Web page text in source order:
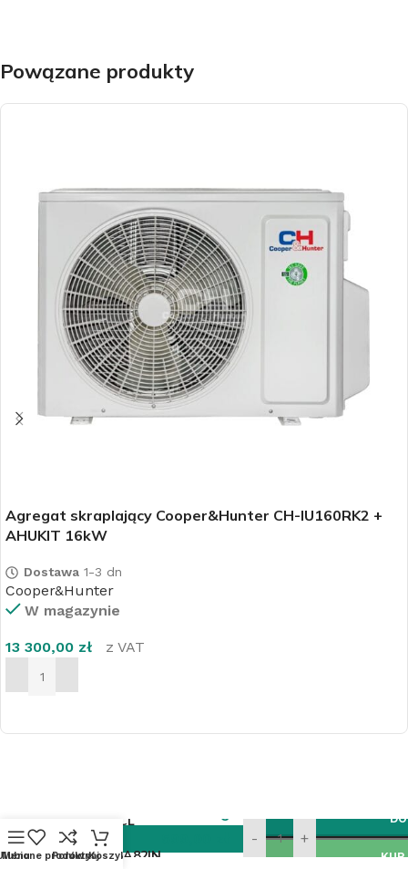
Powązane produkty
Agregat skraplający Cooper&Hunter CH-IU160RK2 +
AHUKIT 16kW
Dostawa 1-3 dn
Cooper&Hunter
W magazynie
13 300,00 zł z VAT
DODAJ DO KOSZYKA
Menu produkty
PorównajKoszyk
ścienny TCL
Elite TAC-
18CHSD/XA82IN
3
- +
KUP